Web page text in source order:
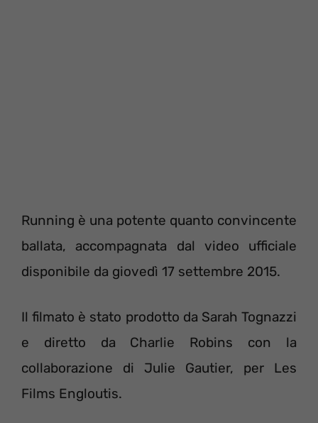
Running è una potente quanto convincente
ballata, accompagnata dal video ufficiale
disponibile da giovedì 17 settembre 2015.
Il filmato è stato prodotto da Sarah Tognazzi
e diretto da Charlie Robins con la
collaborazione di Julie Gautier, per Les
Films Engloutis.